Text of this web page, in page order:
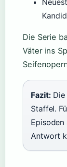
Die Serie
Väter ins
Fazit:
Staffel.
Episoden
Antwort